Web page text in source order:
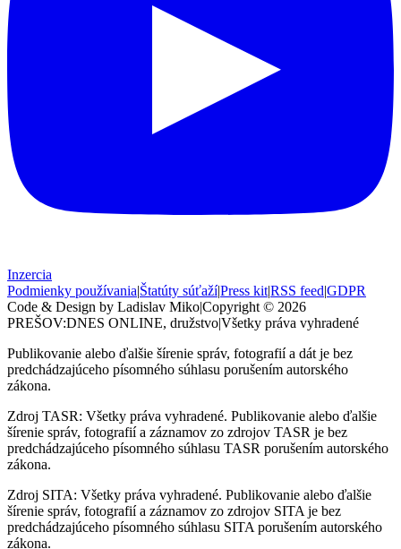
Inzercia
Podmienky používania|Štatúty súťaží|Press kit|RSS feed|GDPR
Code & Design by Ladislav Miko|Copyright © 2026
PREŠOV:DNES ONLINE, družstvo|Všetky práva vyhradené
Publikovanie alebo ďalšie šírenie správ, fotografií a dát je bez
predchádzajúceho písomného súhlasu porušením autorského
zákona.
Zdroj TASR: Všetky práva vyhradené. Publikovanie alebo ďalšie
šírenie správ, fotografií a záznamov zo zdrojov TASR je bez
predchádzajúceho písomného súhlasu TASR porušením autorského
zákona.
Zdroj SITA: Všetky práva vyhradené. Publikovanie alebo ďalšie
šírenie správ, fotografií a záznamov zo zdrojov SITA je bez
predchádzajúceho písomného súhlasu SITA porušením autorského
zákona.